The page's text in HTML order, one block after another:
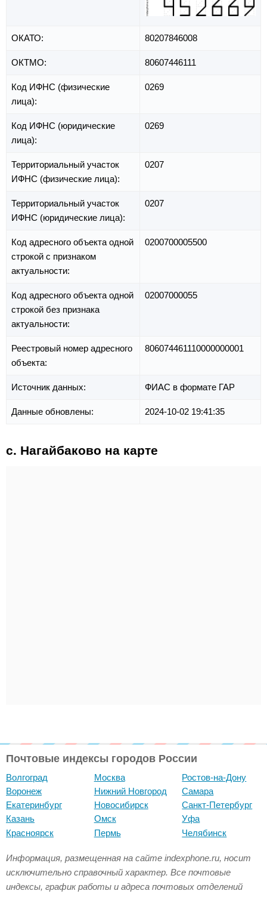
ОКАТО: 80207846008
ОКТМО: 80607446111
Код ИФНС (физические
лица):
0269
Код ИФНС (юридические
лица):
0269
Территориальный участок
ИФНС (физические лица):
0207
Территориальный участок
ИФНС (юридические лица):
0207
Код адресного объекта одной
строкой с признаком
актуальности:
0200700005500
Код адресного объекта одной
строкой без признака
актуальности:
02007000055
Реестровый номер адресного
объекта:
806074461110000000001
Источник данных: ФИАС в формате ГАР
Данные обновлены: 2024-10-02 19:41:35
с. Нагайбаково на карте
Почтовые индексы городов России
Волгоград
Воронеж
Екатеринбург
Казань
Красноярск
Москва
Нижний Новгород
Новосибирск
Омск
Пермь
Ростов-на-Дону
Самара
Санкт-Петербург
Уфа
Челябинск
Информация, размещенная на сайте indexphone.ru, носит
исключительно справочный характер. Все почтовые
индексы, график работы и адреса почтовых отделений